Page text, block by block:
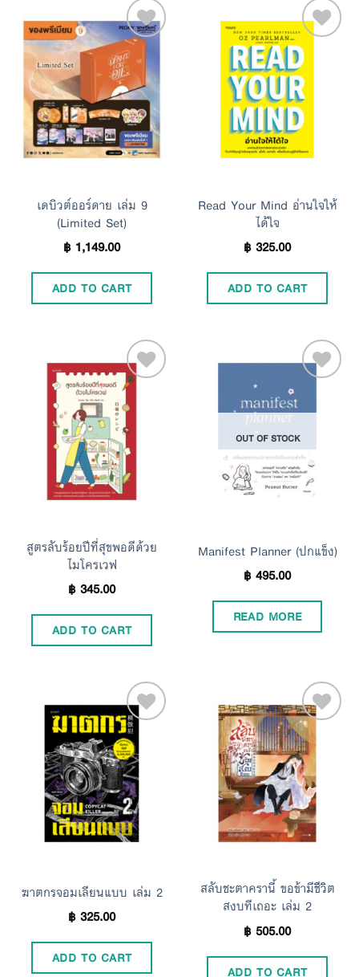
Add to
Wishlist
เดบิวต์ออร์ดาย เล่ม 9
(Limited Set)
฿1,149.00
ADD TO CART
Wishlist
Read Your Mind อ่านใจให้
ได้ใจ
฿325.00
ADD TO CART
Wishlist
สูตรลับร้อยปีที่สุขพอดีด้วย
ไมโครเวฟ
฿345.00
ADD TO CART
Wishlist
OUT OF STOCK
Manifest Planner (ปกแข็ง)
฿495.00
READ MORE
Add to
Wishlist
ฆาตกรจอมเลียนแบบ เล่ม 2
฿325.00
ADD TO CART
Add to
Wishlist
สลับชะตาครานี้ ขอข้ามีชีวิต
สงบทีเถอะ เล่ม 2
฿505.00
ADD TO CART